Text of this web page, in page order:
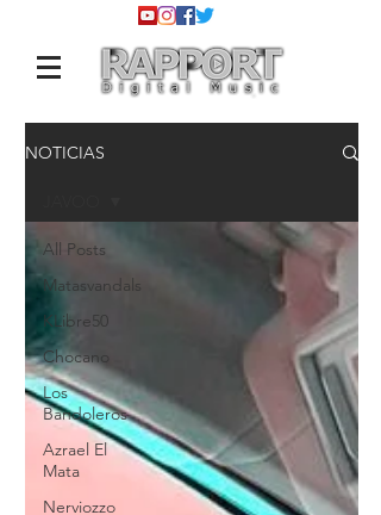
NOTICIAS
All Posts
Matasvandals
KLibre50
Chocano
Los
Bandoleros
Azrael El
Mata
Nerviozzo